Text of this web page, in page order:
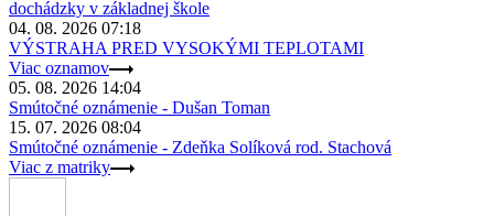
dochádzky v základnej škole
04. 08. 2026 07:18
VÝSTRAHA PRED VYSOKÝMI TEPLOTAMI
Viac oznamov
05. 08. 2026 14:04
Smútočné oznámenie - Dušan Toman
15. 07. 2026 08:04
Smútočné oznámenie - Zdeňka Solíková rod. Stachová
Viac z matriky